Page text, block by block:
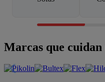
Marcas que cuidan